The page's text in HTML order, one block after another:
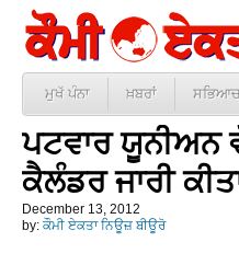
ਮੁਖੱ ਪੰਨਾ ਖ਼ਬਰਾਂ
ਪਟਵਾਰ ਯੂਨੀਅਨ
ਕੈਲੰਡਰ ਜਾਰੀ
December 13, 2012
by: ਕੌਮੀ ਏਕਤਾ ਨਿਊਜ਼ ਬੀਊਰੋ